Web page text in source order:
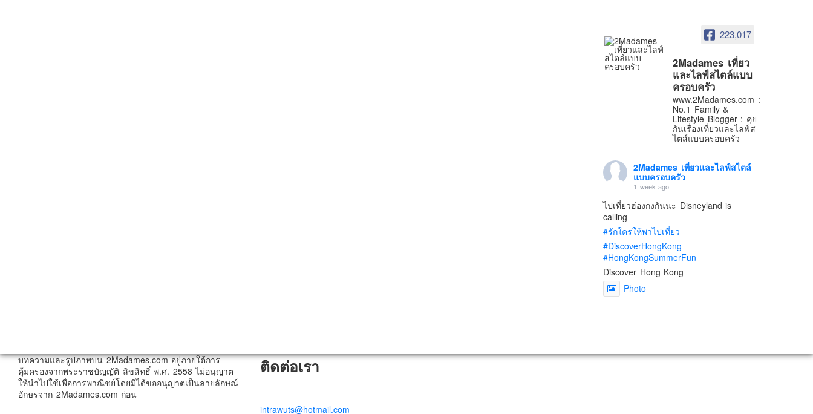
223,017
2Madames เที่ยว
และไลฟ์สไตล์แบบ
ครอบครัว
www.2Madames.com :
No.1 Family &
Lifestyle Blogger : คุย
กันเรื่องเที่ยวและไลฟ์ส
ไตส์แบบครอบครัว
2Madames เที่ยวและไลฟ์สไตล์
แบบครอบครัว
1 week ago
ไปเที่ยวฮ่องกงกันนะ Disneyland is
calling
#รักใครให้พาไปเที่ยว
#DiscoverHongKong
#HongKongSummerFun
Discover Hong Kong
Photo
แบบครอบครัว
บทความและรูปภาพบน 2Madames.com อยู่ภายใต้การ
คุ้มครองจากพระราชบัญญัติ ลิขสิทธิ์ พ.ศ. 2558 ไม่อนุญาต
ให้นำไปใช้เพื่อการพาณิชย์โดยมิได้ขออนุญาตเป็นลายลักษณ์
อักษรจาก 2Madames.com ก่อน
ติดต่อเรา
intrawuts@hotmail.com